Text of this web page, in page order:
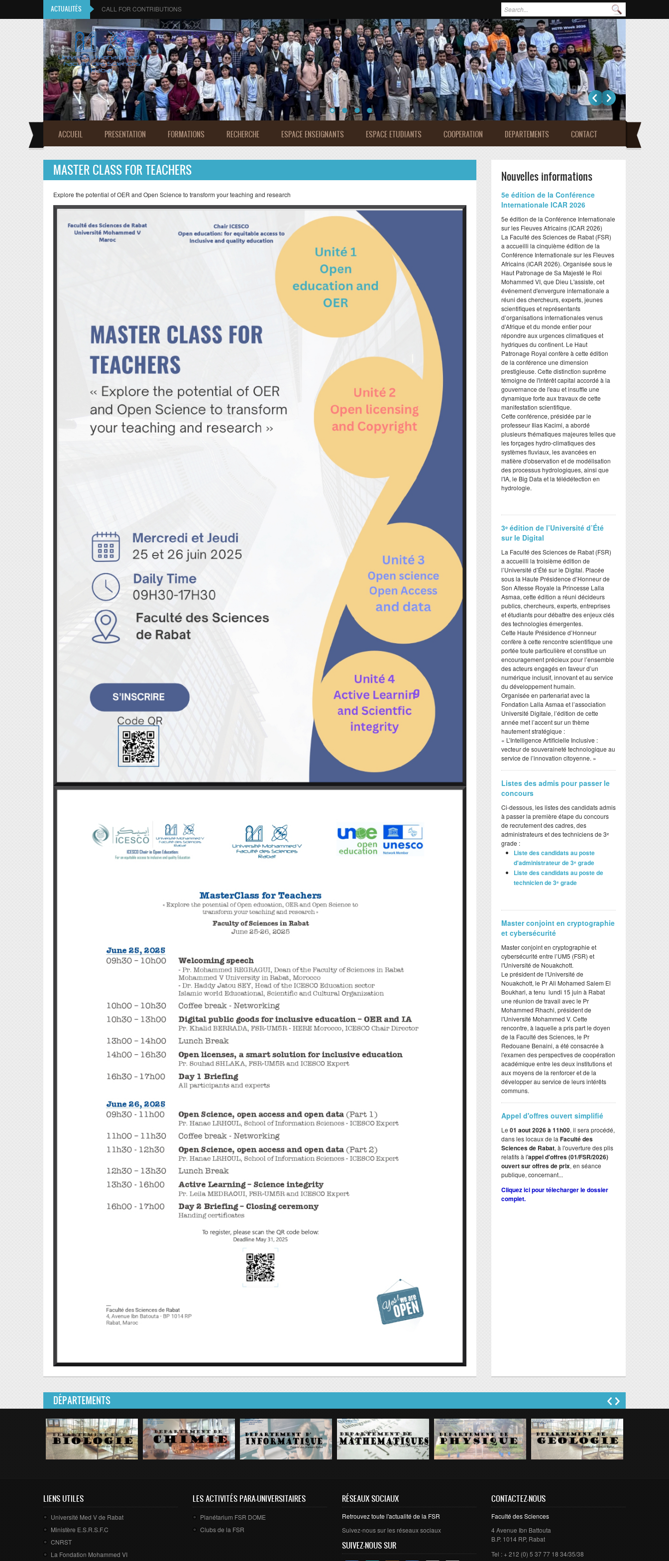
Aller au contenu principal Formulaire de recherche
ACTUALITÉS CALL FOR CONTRIBUTIONS
Faculté des Sciences de Rabat
ACCUEIL PRESENTATION FORMATIONS RECHERCHE ESPACE ENSEIGNANTS ESPACE ETUDIANTS COOPERATION DEPARTEMENTS CONTACT
MASTER CLASS FOR TEACHERS
Explore the potential of OER and Open Science to transform your teaching and research
Nouvelles informations
​5e édition de la Conférence
Internationale ICAR 2026
​5e édition de la Conférence Internationale
sur les Fleuves Africains (ICAR 2026)
​La Faculté des Sciences de Rabat (FSR)
a accueilli la cinquième édition de la
Conférence Internationale sur les Fleuves
Africains (ICAR 2026). Organisée sous le
Haut Patronage de Sa Majesté le Roi
Mohammed VI, que Dieu L'assiste, cet
événement d'envergure internationale a
réuni des chercheurs, experts, jeunes
scientifiques et représentants
d’organisations internationales venus
d’Afrique et du monde entier pour
répondre aux urgences climatiques et
hydriques du continent. Le Haut
Patronage Royal confère à cette édition
de la conférence une dimension
prestigieuse. Cette distinction suprême
témoigne de l'intérêt capital accordé à la
gouvernance de l'eau et insuffle une
dynamique forte aux travaux de cette
manifestation scientifique.
​Cette conférence, présidée par le
professeur Ilias Kacimi, a abordé
plusieurs thématiques majeures telles que
les forçages hydro-climatiques des
systèmes fluviaux, les avancées en
matière d'observation et de modélisation
des processus hydrologiques, ainsi que
l'IA, le Big Data et la télédétection en
hydrologie.
3ᵉ édition de l’Université d’Été
sur le Digital
​La Faculté des Sciences de Rabat (FSR)
a accueilli la troisième édition de
l’Université d’Été sur le Digital. Placée
sous la Haute Présidence d’Honneur de
Son Altesse Royale la Princesse Lalla
Asmaa, cette édition a réuni décideurs
publics, chercheurs, experts, entreprises
et étudiants pour débattre des enjeux clés
des technologies émergentes.
​Cette Haute Présidence d’Honneur
confère à cette rencontre scientifique une
portée toute particulière et constitue un
encouragement précieux pour l’ensemble
des acteurs engagés en faveur d’un
numérique inclusif, innovant et au service
du développement humain.
​Organisée en partenariat avec la
Fondation Lalla Asmaa et l’association
Université Digitale, l’édition de cette
année met l’accent sur un thème
hautement stratégique :
​« L’Intelligence Artificielle Inclusive :
vecteur de souveraineté technologique au
service de l’innovation citoyenne. »
Listes des admis pour passer le
concours
Ci-dessous, les listes des candidats admis
à passer la première étape du concours
de recrutement des cadres, des
administrateurs et des techniciens de 3ᵉ
grade :
Liste des candidats au poste
d'administrateur de 3ᵉ grade
Liste des candidats au poste de
technicien de 3ᵉ grade
Master conjoint en cryptographie
et cybersécurité
Master conjoint en cryptographie et
cybersécurité entre l’UM5 (FSR) et
l'Université de Nouakchott.
Le président de l'Université de
Nouakchott, le Pr Ali Mohamed Salem El
Boukhari, a tenu lundi 15 juin à Rabat
une réunion de travail avec le Pr
Mohammed Rhachi, président de
l'Université Mohammed V. Cette
rencontre, à laquelle a pris part le doyen
de la Faculté des Sciences, le Pr
Redouane Benaini, a été consacrée à
l'examen des perspectives de coopération
académique entre les deux institutions et
aux moyens de la renforcer et de la
développer au service de leurs intérêts
communs.
Appel d'offres ouvert simplifié
Le 01 aout 2026 à 11h00, il sera procédé,
dans les locaux de la Faculté des
Sciences de Rabat, à l'ouverture des plis
relatifs à l'appel d'offres (01/FSR/2026)
ouvert sur offres de prix, en séance
publique, concernant...
Cliquez ici pour télecharger le dossier
complet.
DÉPARTEMENTS
LIENS UTILES
Université Med V de Rabat
Ministère E.S.R.S.F.C
CNRST
La Fondation Mohammed VI
LES ACTIVITÉS PARA-UNIVERSITAIRES
Planétarium FSR DOME
Clubs de la FSR
RÉSEAUX SOCIAUX
Retrouvez toute l'actualité de la FSR
Suivez-nous sur les réseaux sociaux
SUIVEZ-NOUS SUR
CONTACTEZ-NOUS
Faculté des Sciences
4 Avenue Ibn Battouta
B.P. 1014 RP, Rabat
Tel : + 212 (0) 5 37 77 18 34/35/38